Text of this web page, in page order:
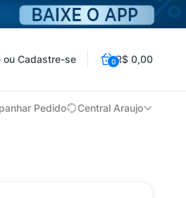
ou Cadastre-se 0R$ 0,00
Pedido Central Araujo